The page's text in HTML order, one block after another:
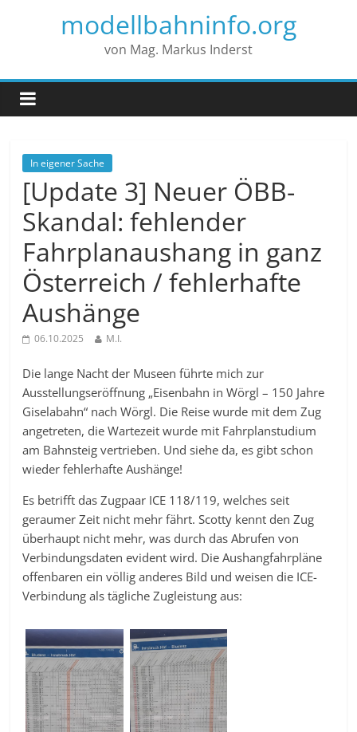
modellbahninfo.org
von Mag. Markus Inderst
In eigener Sache
[Update 3] Neuer ÖBB-
Skandal: fehlender
Fahrplanaushang in ganz
Österreich / fehlerhafte
Aushänge
06.10.2025 M.I.
Die lange Nacht der Museen führte mich zur
Ausstellungseröffnung „Eisenbahn in Wörgl – 150 Jahre
Giselabahn“ nach Wörgl. Die Reise wurde mit dem Zug
angetreten, die Wartezeit wurde mit Fahrplanstudium
am Bahnsteig vertrieben. Und siehe da, es gibt schon
wieder fehlerhafte Aushänge!
Es betrifft das Zugpaar ICE 118/119, welches seit
geraumer Zeit nicht mehr fährt. Scotty kennt den Zug
überhaupt nicht mehr, was durch das Abrufen von
Verbindungsdaten evident wird. Die Aushangfahrpläne
offenbaren ein völlig anderes Bild und weisen die ICE-
Verbindung als tägliche Zugleistung aus: